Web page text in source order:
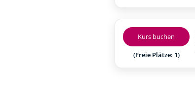
Kurs buchen
(Freie Plätze: 1)